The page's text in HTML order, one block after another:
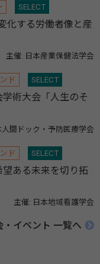
SELECT
化する労働者像と産
主催: 日本産業保健法学会
ド SELECT
術大会「人生のそ
人間ドック・予防医療学会
ド SELECT
ある未来を切り拓
主催: 日本地域看護学会
・イベント 一覧へ